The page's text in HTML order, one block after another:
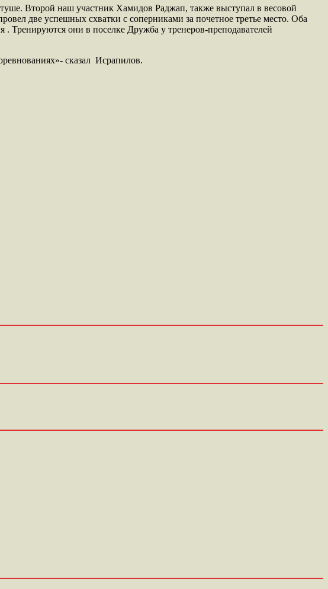
Второй наш участник Хамидов Раджап, также выступал в весовой
две успешных схватки с соперниками за почетное третье место. Оба
Тренируются они в поселке Дружба у тренеров-преподавателей
сказал Исрапилов.